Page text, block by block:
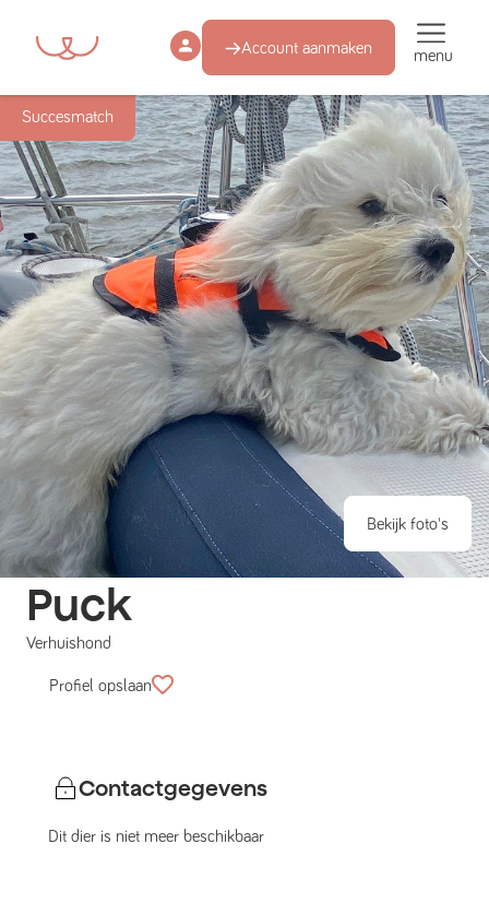
Account aanmaken menu
Succesmatch
Bekijk foto's
Puck
Verhuishond
Profiel opslaan
Contactgegevens
Dit dier is niet meer beschikbaar